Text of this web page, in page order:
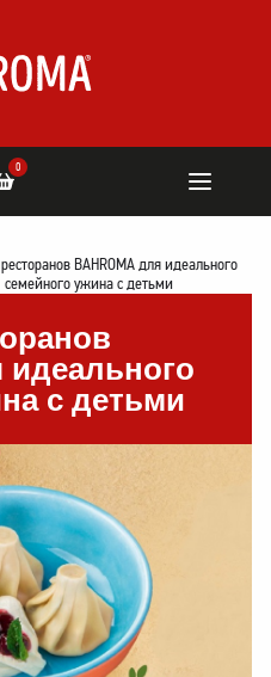
0
BAHROMA для идеального
семейного ужина с детьми
идеального
с детьми